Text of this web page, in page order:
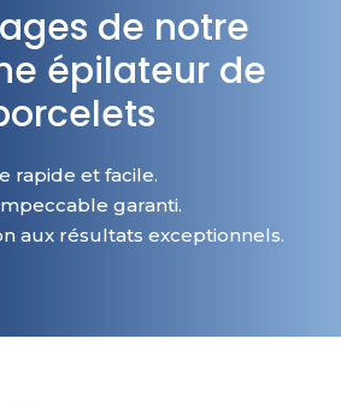
de notre
épilateur de
rapide et facile.
garanti.
aux résultats exceptionnels.